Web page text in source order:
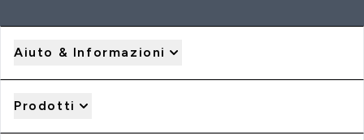
Aiuto & Informazioni
Prodotti